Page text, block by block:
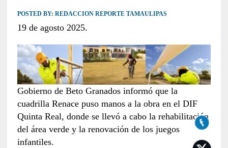
POSTED BY: REDACCION REPORTE TAMAULIPAS
19 de agosto 2025.
Gobierno de Beto Granados informó que la
cuadrilla Renace puso manos a la obra en el DIF
Quinta Real, donde se llevó a cabo la rehabilitación
del área verde y la renovación de los juegos
infantiles.